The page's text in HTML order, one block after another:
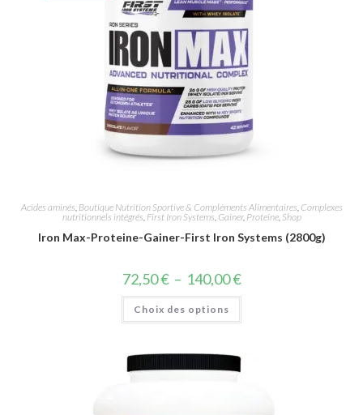
Acides aminés Boutique Nutrition Sportive & Compléments Alimentaires Complexes
nutritionnels intégrés First Iron Systems Gainer, Proteine, Shop
Iron Max-Proteine-Gainer-First Iron Systems (2800g)
72,50€ – 140,00€
Choix des options